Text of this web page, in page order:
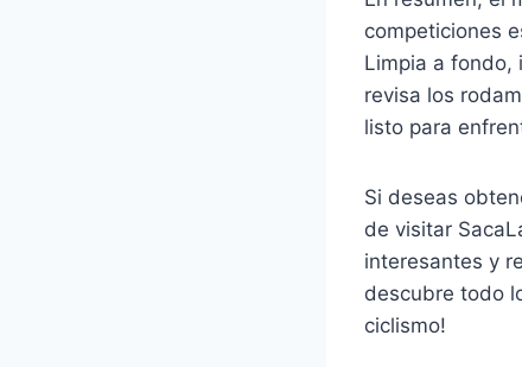
competiciones
Limpia a fondo,
revisa los
listo para
Si deseas
de visitar
interesantes y
descubre todo
ciclismo!